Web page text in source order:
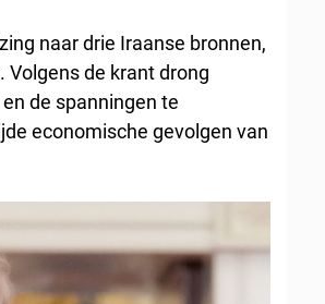
naar drie Iraanse bronnen,
de krant drong
de spanningen te
economische gevolgen van